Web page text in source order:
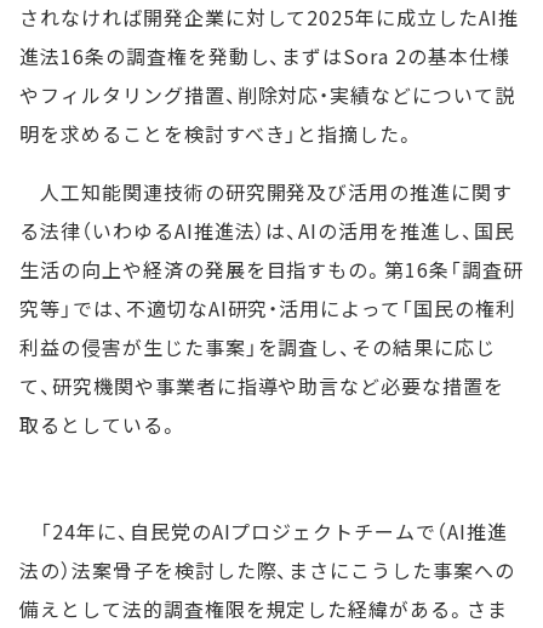
されなければ開発企業に対して2025年に成立したAI推
進法16条の調査権を発動し、まずはSora 2の基本仕様
やフィルタリング措置、削除対応・実績などについて説
明を求めることを検討すべき」と指摘した。
人工知能関連技術の研究開発及び活用の推進に関す
る法律（いわゆるAI推進法）は、AIの活用を推進し、国民
生活の向上や経済の発展を目指すもの。第16条「調査研
究等」では、不適切なAI研究・活用によって「国民の権利
利益の侵害が生じた事案」を調査し、その結果に応じ
て、研究機関や事業者に指導や助言など必要な措置を
取るとしている。
「24年に、自民党のAIプロジェクトチームで（AI推進
法の）法案骨子を検討した際、まさにこうした事案への
備えとして法的調査権限を規定した経緯がある。さま